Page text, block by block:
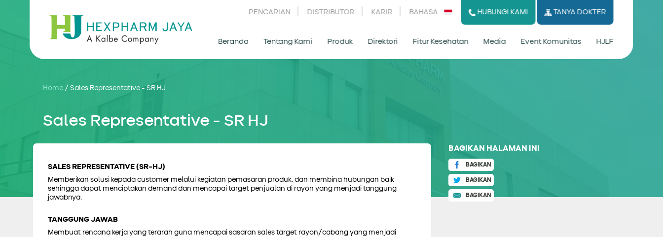
PENCARIAN DISTRIBUTOR KARIR BAHASA HUBUNGI KAMI TANYA DOKTER
Beranda Tentang Kami Produk Direktori Fitur Kesehatan Media Event Komunitas HJLF
Home / Sales Representative - SR HJ
Sales Representative - SR HJ
SALES REPRESENTATIVE (SR-HJ)
Memberikan solusi kepada customer melalui kegiatan pemasaran produk, dan membina hubungan baik
sehingga dapat menciptakan demand dan mencapai target penjualan di rayon yang menjadi tanggung
jawabnya.
TANGGUNG JAWAB
Membuat rencana kerja yang terarah guna mencapai sasaran sales target rayon/cabang yang menjadi
BAGIKAN HALAMAN INI
BAGIKAN
BAGIKAN
BAGIKAN